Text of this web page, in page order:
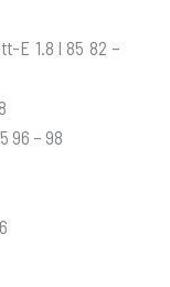
E 1.8 l 85 82 –
96 – 98